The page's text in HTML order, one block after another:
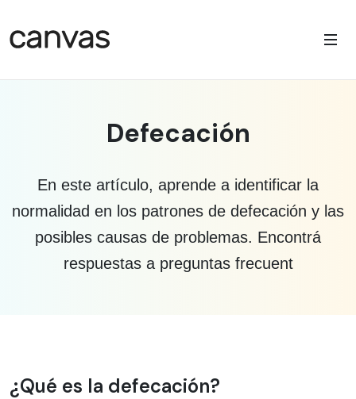
Defecación
En este artículo, aprende a identificar la
normalidad en los patrones de defecación y las
posibles causas de problemas. Encontrá
respuestas a preguntas frecuent
Información médica sobre defecación
¿Qué es la defecación?